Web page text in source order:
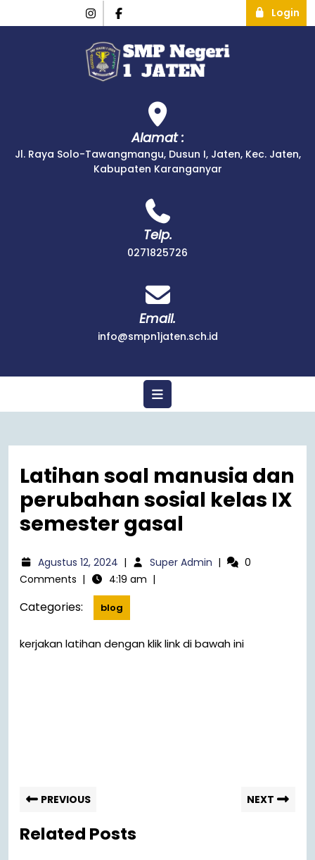
Login
Alamat :
Jl. Raya Solo-Tawangmangu, Dusun I, Jaten, Kec. Jaten,
Kabupaten Karanganyar
Telp.
0271825726
Email.
info@smpn1jaten.sch.id
Latihan soal manusia dan
perubahan sosial kelas IX
semester gasal
Agustus 12, 2024 | Super Admin |
0
Comments | 4:19 am |
Categories: blog
kerjakan latihan dengan klik link di bawah ini
PREVIOUS NEXT
Related Posts